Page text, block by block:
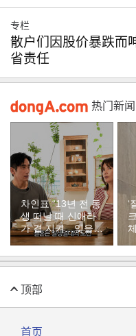
专栏
散户们因股价暴跌
省责任
热门新闻
차인표 “13년 전 동
생 떠날 때 신애라
가 곁 지켜…잊을
수 없는 장면”
‘
顶部
首页